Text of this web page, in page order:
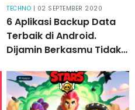
TECHNO | 02 SEPTEMBER 2020
6 Aplikasi Backup Data
Terbaik di Android.
Dijamin Berkasmu Tidak